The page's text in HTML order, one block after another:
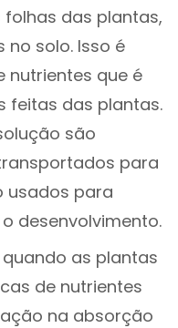
das plantas,
no solo. Isso é
nutrientes que é
feitas das plantas.
são
para
usados ​​para
desenvolvimento.
as plantas
de nutrientes
na absorção